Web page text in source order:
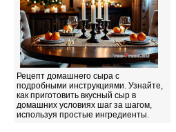
Рецепт домашнего сыра с
подробными инструкциями. Узнайте,
как приготовить вкусный сыр в
домашних условиях шаг за шагом,
используя простые ингредиенты.